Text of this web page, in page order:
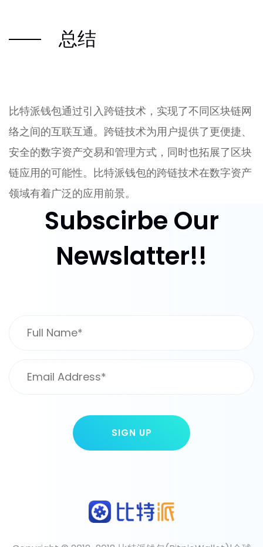
总结
比特派钱包通过引入跨链技术，实现了不同区块链网
络之间的互联互通。跨链技术为用户提供了更便捷、
安全的数字资产交易和管理方式，同时也拓展了区块
链应用的可能性。比特派钱包的跨链技术在数字资产
领域有着广泛的应用前景。
Subscirbe Our
Newslatter!!